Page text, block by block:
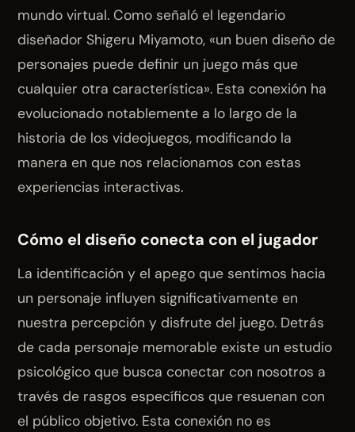
mundo virtual. Como señaló el legendario
diseñador Shigeru Miyamoto, «un buen diseño de
personajes puede definir un juego más que
cualquier otra característica». Esta conexión ha
evolucionado notablemente a lo largo de la
historia de los videojuegos, modificando la
manera en que nos relacionamos con estas
experiencias interactivas.
Cómo el diseño conecta con el jugador
La identificación y el apego que sentimos hacia
un personaje influyen significativamente en
nuestra percepción y disfrute del juego. Detrás
de cada personaje memorable existe un estudio
psicológico que busca conectar con nosotros a
través de rasgos específicos que resuenan con
el público objetivo. Esta conexión no es